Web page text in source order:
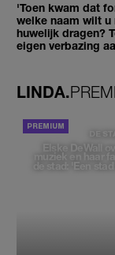
'Toen kwam dat
welke naam wilt u
huwelijk dragen?
eigen verbazing
LINDA.
DE
Elske DeWall
muziek en haar
de stad: 'Een